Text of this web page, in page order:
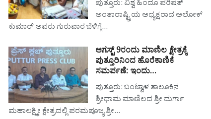
ಪುತ್ತೂರು: ವಿಶ್ವ ಹಿಂದೂ ಪರಿಷತ್
ಅಂತಾರಾಷ್ಟ್ರಿಯ ಅಧ್ಯಕ್ಷರಾದ ಅಲೋಕ್
ಕುಮಾರ್ ಅವರು ಗುರುವಾರ ಬೆಳಿಗ್ಗೆ…
ಆಗಸ್ಟ್ 9ರಂದು ಮಾಣಿಲ ಕ್ಷೇತ್ರಕ್ಕೆ
ಪುತ್ತೂರಿನಿಂದ ಹೊರೆಕಾಣಿಕೆ
ಸಮರ್ಪಣೆ: ಇಂದು…
ಪುತ್ತೂರು: ಬಂಟ್ವಾಳ ತಾಲೂಕಿನ
ಶ್ರೀಧಾಮ ಮಾಣಿಲದ ಶ್ರೀ ದುರ್ಗಾ
ಮಹಾಲಕ್ಷ್ಮೀ ಕ್ಷೇತ್ರದಲ್ಲಿ ಪರಮಪೂಜ್ಯ ಶ್ರೀ…